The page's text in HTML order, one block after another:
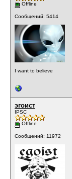
Offline
Сообщений: 5414
I want to believe
эгоист
IPSC
Offline
Сообщений: 11972